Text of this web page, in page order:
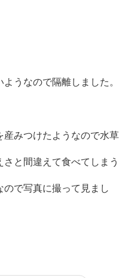
うなので隔離しました。
産みつけたようなので水草
さと間違えて食べてしまう
で写真に撮って見まし